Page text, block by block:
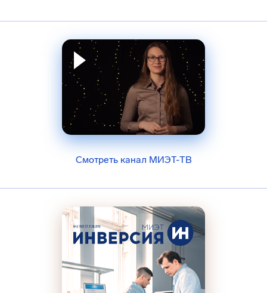
Смотреть канал МИЭТ-ТВ